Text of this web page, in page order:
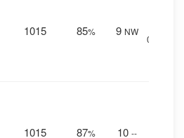
1015 85% 9 NW
0 mm.
1015 87% 10 --